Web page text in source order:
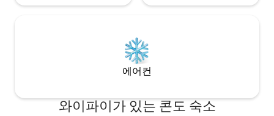
에어컨
와이파이가 있는 콘도 숙소